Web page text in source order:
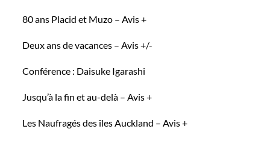
80 ans Placid et Muzo – Avis +
Deux ans de vacances – Avis +/-
Conférence : Daisuke Igarashi
Jusqu’à la fin et au-delà – Avis +
Les Naufragés des îles Auckland – Avis +